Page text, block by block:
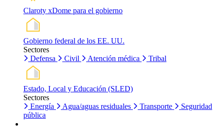
Claroty xDome para el gobierno
Gobierno federal de los EE. UU.
Sectores
Defensa
Civil Atención médica Tribal
Estado, Local y Educación (SLED)
Sectores
Energía
Agua/aguas residuales Transporte
Seguridad
pública